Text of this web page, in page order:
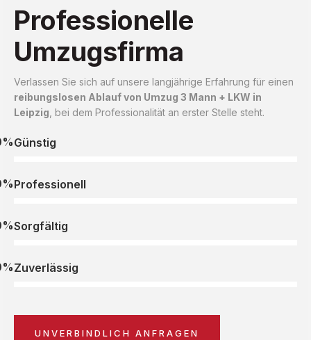
Professionelle
Umzugsfirma
Verlassen Sie sich auf unsere langjährige Erfahrung für einen
reibungslosen Ablauf von Umzug 3 Mann + LKW in
Leipzig , bei dem Professionalität an erster Stelle steht.
Günstig
Professionell
Sorgfältig
Zuverlässig
UNVERBINDLICH ANFRAGEN